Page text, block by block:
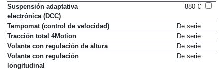
interior R Line
Suspensión adaptativa
electrónica (DCC)
Tempomat (control de velocidad)
De serie
Tracción total 4Motion
De serie
Volante con regulación de altura
De serie
Volante con regulación